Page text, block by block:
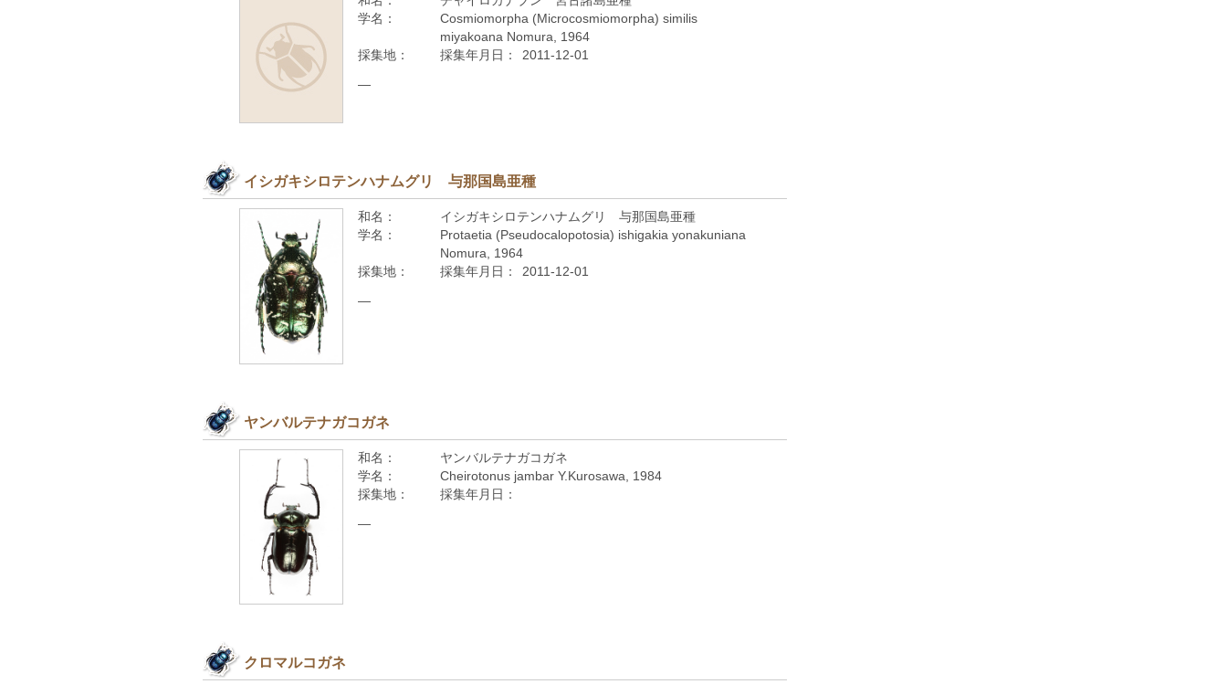
学名：
Cosmiomorpha (Microcosmiomorpha) similis
miyakoana Nomura, 1964
採集地：
採集年月日： 2011-12-01
—
イシガキシロテンハナムグリ 与那国島亜種
和名：
イシガキシロテンハナムグリ 与那国島亜種
学名：
Protaetia (Pseudocalopotosia) ishigakia yonakuniana
Nomura, 1964
採集地：
採集年月日： 2011-12-01
—
ヤンバルテナガコガネ
和名：
ヤンバルテナガコガネ
学名：
Cheirotonus jambar Y.Kurosawa, 1984
採集地：
採集年月日：
—
クロマルコガネ